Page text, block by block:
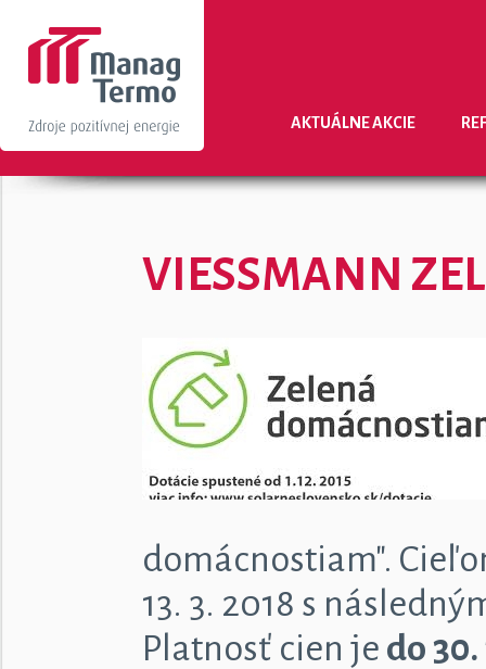
AKTUÁLNE AKCIE
VIESSMANN
domácnostiam".
13. 3. 2018 s
Platnosť cien je do